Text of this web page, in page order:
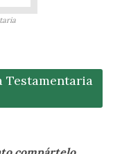
Testamentaria